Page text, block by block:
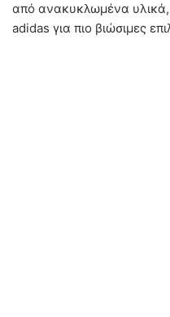
από ανακυκλωμένα υλικά,
adidas για πιο βιώσιμες